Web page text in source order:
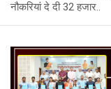
नौकरियां दे दी 32 हजार..